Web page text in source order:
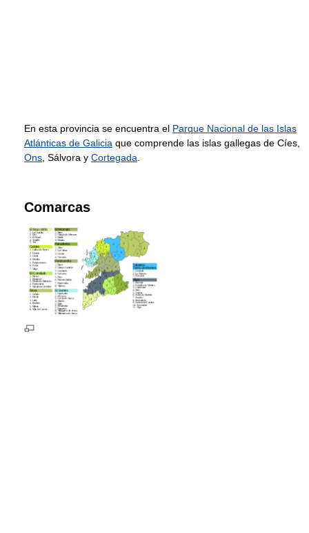
En esta provincia se encuentra el Parque Nacional de las Islas
Atlánticas de Galicia que comprende las islas gallegas de Cíes,
Ons , Sálvora y Cortegada
Comarcas